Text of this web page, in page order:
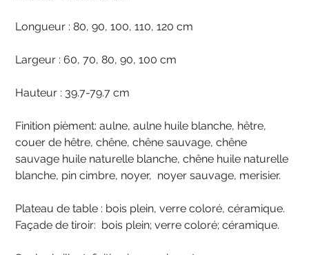
Longueur : 80, 90, 100, 110, 120 cm
Largeur : 60, 70, 80, 90, 100 cm
Hauteur : 39.7-79.7 cm
Finition pièment: aulne, aulne huile blanche, hêtre,
couer de hêtre, chêne, chêne sauvage, chêne
sauvage huile naturelle blanche, chêne huile naturelle
blanche, pin cimbre, noyer, noyer sauvage, merisier.
Plateau de table : bois plein, verre coloré, céramique.
Façade de tiroir: bois plein; verre coloré; céramique.